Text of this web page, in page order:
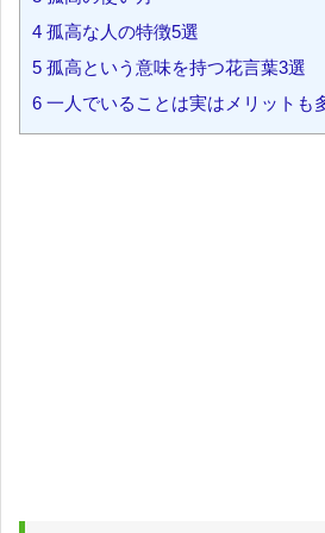
4 孤高な人の特徴5選
5 孤高という意味を持つ花言葉3選
6 一人でいることは実はメリットも